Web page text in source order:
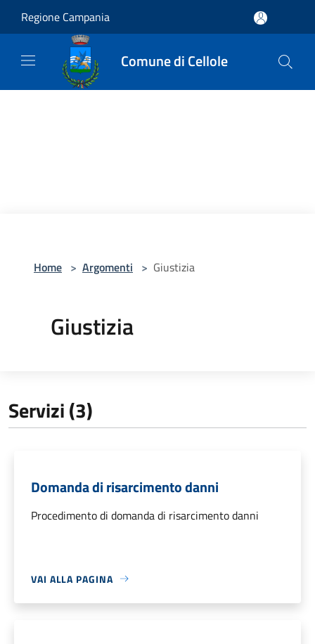
Regione Campania
Comune di Cellole
Home > Argomenti > Giustizia
Giustizia
Servizi (3)
Domanda di risarcimento danni
Procedimento di domanda di risarcimento danni
VAI ALLA PAGINA